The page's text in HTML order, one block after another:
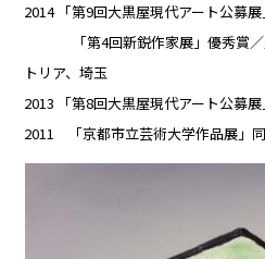
2014 「第9回大黒屋現代アート公募
「第4回新鋭作家展」優秀賞／
トリア、埼玉
2013 「第8回大黒屋現代アート公募
2011 「京都市立芸術大学作品展」